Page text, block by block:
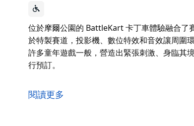
位於摩爾公園的 BattleKart 卡丁車體驗融合了
於特製賽道，投影機、數位特效和音效讓周圍
許多童年遊戲一般，營造出緊張刺激、身臨
行預訂。
於特製賽道，投影機、數位特效和音效讓周圍
許多童年遊戲一般，營造出緊張刺激、身臨其
閱讀更多